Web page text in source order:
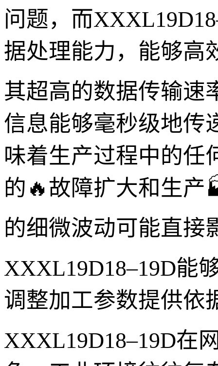
问题，而
据处理能力，能够高
其超高的数据传输速
信息能够毫秒级地传
味着生产过程中的任
的🔥故障扩大和生产
的细微波动可能直接
XXXL19D18–19D能
调整加工参数提供依
XXXL19D18–19D在